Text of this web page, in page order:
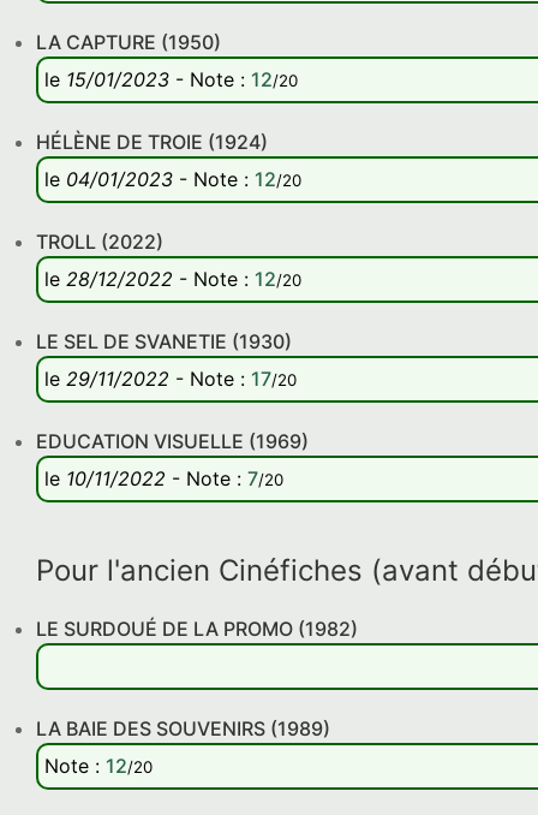
LA CAPTURE (1950)
le 15/01/2023 - Note : 12/20
HÉLÈNE DE TROIE (1924)
le 04/01/2023 - Note : 12/20
TROLL (2022)
le 28/12/2022 - Note : 12/20
LE SEL DE SVANETIE (1930)
le 29/11/2022 - Note : 17/20
EDUCATION VISUELLE (1969)
le 10/11/2022 - Note : 7/20
Pour l'ancien Cinéfiches (avant
LE SURDOUÉ DE LA PROMO (1982)
LA BAIE DES SOUVENIRS (1989)
Note : 12/20